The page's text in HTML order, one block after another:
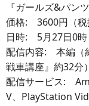
『ガールズ&パン
価格: 3600円（税
日時: 5月27日0時
配信内容: 本編（
戦車講座』約32分）
配信サービス:
V、PlayStation